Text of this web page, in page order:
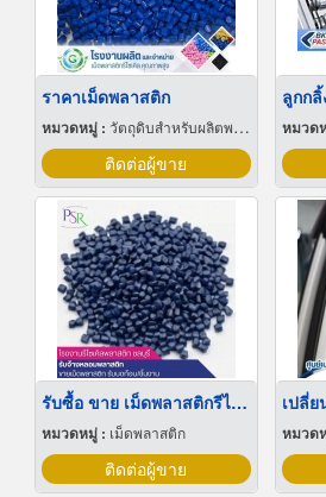
ราคาเม็ดพลาสติก
หมวดหมู่ : วัตถุดิบสำหรับผลิตพลาสติก
ติดต่อผู้ขาย
หมวด
รับซื้อ ขาย เม็ดพลาสติกรีไซเคิล
หมวดหมู่ : เม็ดพลาสติก
ติดต่อผู้ขาย
เปลี่
หมวด